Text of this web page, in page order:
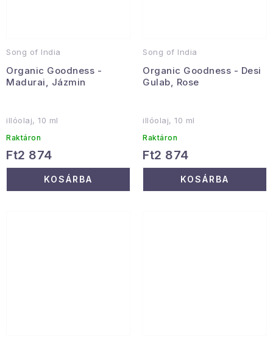
Song of India
Organic Goodness -
Madurai, Jázmin
illóolaj, 10 ml
Raktáron
Ft2 874
KOSÁRBA
Song of India
Organic Goodness - Desi
Gulab, Rose
illóolaj, 10 ml
Raktáron
Ft2 874
KOSÁRBA